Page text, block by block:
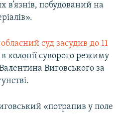
в’язнів, побудований на
суд засудив до 11
колонії суворого режиму
Виговського за
«потрапив у поле